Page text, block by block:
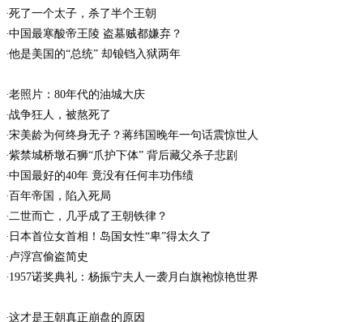
死了一个太子，杀了半个王朝
中国最寒酸帝王陵 盗墓贼都嫌弃？
他是美国的“总统” 却锒铛入狱两年
老照片：80年代的油城大庆
战争狂人，被熬死了
宋美龄为何终身无子？蒋纬国晚年一句话震惊世人
紫禁城桥墩石狮“爪护下体” 背后藏父杀子悲剧
中国最好的40年 竟没有任何丰功伟绩
百年帝国，陷入死局
二世而亡，几乎成了王朝铁律？
日本首位女首相！岛国女性“卑”得太久了
卢浮宫偷盗简史
1957诺奖典礼：杨振宁夫人一袭月白旗袍惊艳世界
这才是王朝真正崩盘的原因